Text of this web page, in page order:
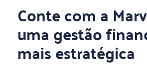
Conte com a
uma gestão
mais estratégica